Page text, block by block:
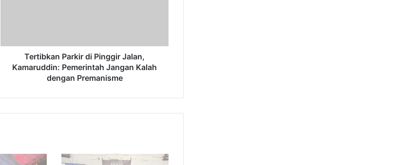
Kalah
Premanisme
Tertibkan Parkir di Pinggir Jalan,
Kamaruddin: Pemerintah Jangan Kalah
dengan Premanisme